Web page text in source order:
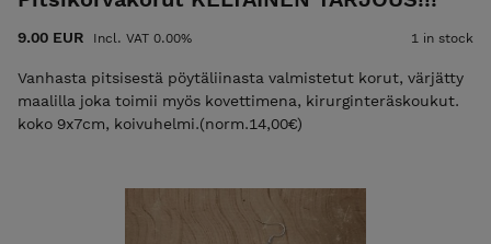
9.00 EUR Incl. VAT 0.00% 1 in stock
Vanhasta pitsisestä pöytäliinasta valmistetut korut, värjätty
maalilla joka toimii myös kovettimena, kirurginteräskoukut.
koko 9x7cm, koivuhelmi.(norm.14,00€)